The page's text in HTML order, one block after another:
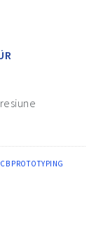
PROTOTYPING